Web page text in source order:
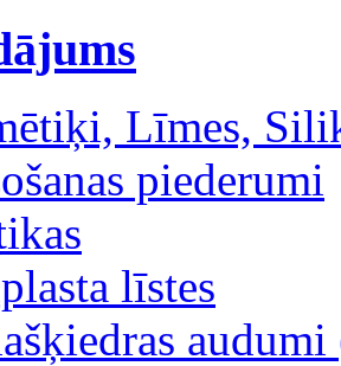
Līmes,
piederumi
līstes
audumi